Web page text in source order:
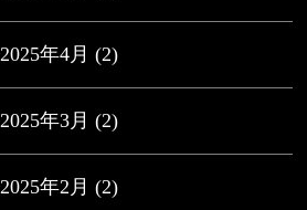
2025年4月 (2)
2025年3月 (2)
2025年2月 (2)